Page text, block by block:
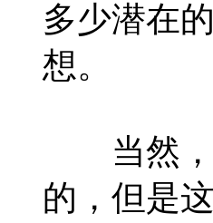
多少潜在
想。
当然，
的，但是